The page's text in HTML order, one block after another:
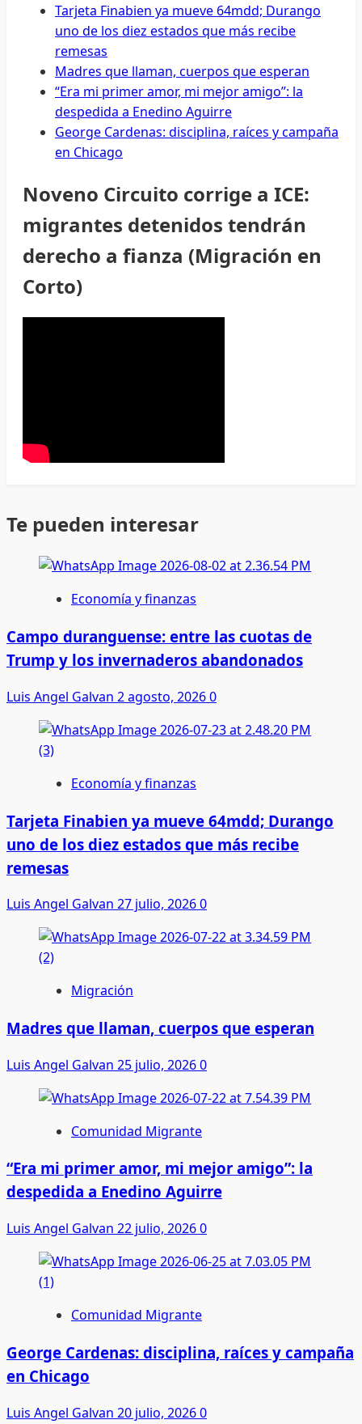
Tarjeta Finabien ya mueve 64mdd; Durango
uno de los diez estados que más recibe
remesas
Madres que llaman, cuerpos que esperan
“Era mi primer amor, mi mejor amigo”: la
despedida a Enedino Aguirre
George Cardenas: disciplina, raíces y campaña
en Chicago
Noveno Circuito corrige a ICE:
migrantes detenidos tendrán
derecho a fianza (Migración en
Corto)
Te pueden interesar
Economía y finanzas
Campo duranguense: entre las cuotas de
Trump y los invernaderos abandonados
Luis Angel Galvan 2 agosto, 20260
Economía y finanzas
Tarjeta Finabien ya mueve 64mdd; Durango
uno de los diez estados que más recibe
remesas
Luis Angel Galvan 27 julio, 20260
Migración
Madres que llaman, cuerpos que esperan
Luis Angel Galvan 25 julio, 20260
Comunidad Migrante
“Era mi primer amor, mi mejor amigo”: la
despedida a Enedino Aguirre
Luis Angel Galvan 22 julio, 20260
Comunidad Migrante
George Cardenas: disciplina, raíces y campaña
en Chicago
Luis Angel Galvan 20 julio, 20260